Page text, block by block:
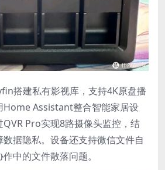
搭建私有影视库，支持4K原盘播
Home Assistant整合智能家居设
Pro实现8路摄像头监控，结
据隐私。设备还支持微信文件自
中的文件散落问题。